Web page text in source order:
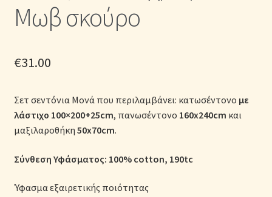
Μονόχρωμες Παπλωματοθήκες
Παιδικά Λευκά Είδη
Παπλώματα για Ζεστασιά & Άνεση
Μωβ σκούρο
€31.00
Σετ σεντόνια Μονά που περιλαμβάνει: κατωσέντονο με
λάστιχο 100×200+25cm, πανωσέντονο 160x240cm και
μαξιλαροθήκη 50x70cm.
Σύνθεση Υφάσματος: 100% cotton, 190tc
Ύφασμα εξαιρετικής ποιότητας